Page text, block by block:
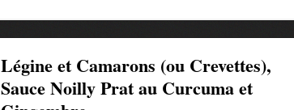
Légine et Camarons (ou Crevettes),
Sauce Noilly Prat au Curcuma et